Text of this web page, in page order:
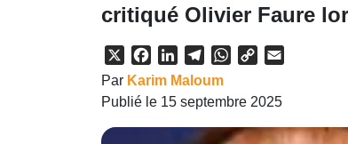
critiqué Olivier Faure
X FacebookLinkedInTelegramWhatsApp
Copy
Par Karim Maloum
Publié le 15 septembre 2025